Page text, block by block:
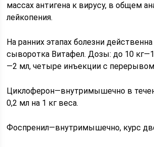
массах антигена к вирусу, в общем
лейкопения.
На ранних этапах болезни
сыворотка Витафел. Дозы: до 10
—2 мл, четыре инъекции с
Циклоферон—внутримышечно в
0,2 мл на 1 кг веса.
Фоспренил—внутримышечно, курс